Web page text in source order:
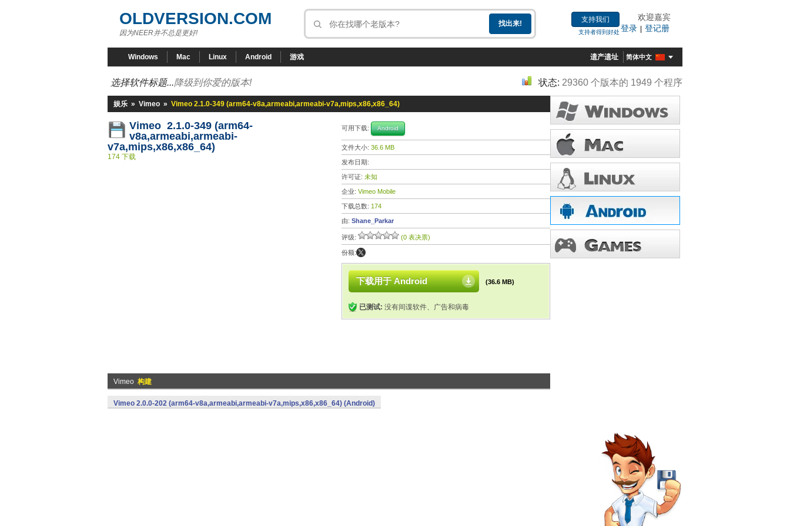
OLDVERSION.COM
因为NEER并不总是更好!
支持我们
支持者得到好处
欢迎嘉宾
登录 | 登记册
Windows Mac Linux Android 游戏 遗产遗址 简体中文
选择软件标题...降级到你爱的版本! 状态: 29360 个版本的 1949 个程序
娱乐 » Vimeo » Vimeo 2.1.0-349 (arm64-v8a,armeabi,armeabi-v7a,mips,x86,x86_64)
Vimeo 2.1.0-349 (arm64-
v8a,armeabi,armeabi-
v7a,mips,x86,x86_64)
174 下载
可用下载: Android
文件大小: 36.6 MB
发布日期:
许可证: 未知
企业: Vimeo Mobile
下载总数: 174
由: Shane_Parkar
评级: (0 表决票)
份额:
下载用于 Android (36.6 MB)
已测试: 没有间谍软件、广告和病毒
Vimeo 构建
Vimeo 2.0.0-202 (arm64-v8a,armeabi,armeabi-v7a,mips,x86,x86_64) (Android)